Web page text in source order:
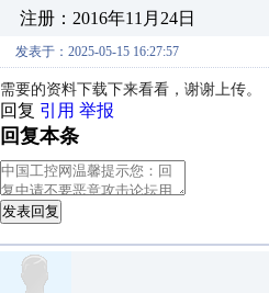
注册：2016年11月24日
发表于：2025-05-15 16:27:57
需要的资料下载下来看看，谢谢上传。
回复 引用 举报
回复本条
发表回复